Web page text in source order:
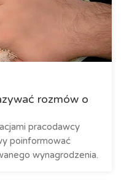
rozmów o
pracodawcy
poinformować
wynagrodzenia.